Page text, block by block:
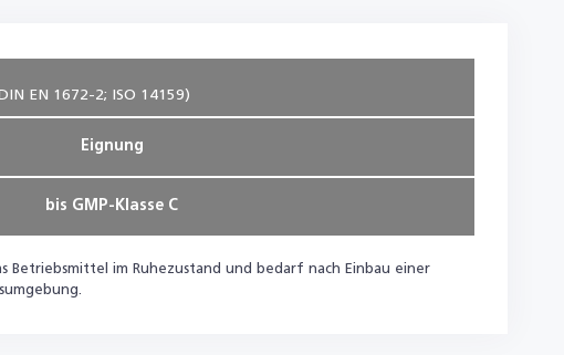
EN 1672-2; ISO 14159)
Eignung
bis GMP-Klasse C
Betriebsmittel im Ruhezustand und bedarf nach Einbau einer